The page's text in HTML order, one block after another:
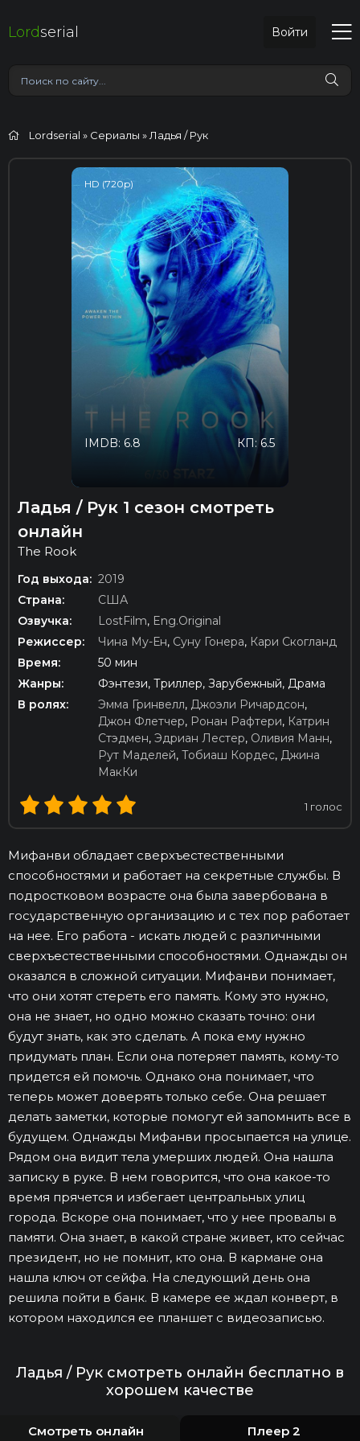
Lordserial Войти
Lordserial » Сериалы » Ладья / Рук
HD (720p)
КП: 6.5
IMDB: 6.8
Ладья / Рук 1 сезон смотреть
онлайн
The Rook
Год выхода: 2019
Страна:
США
Озвучка:
LostFilm, Eng.Original
Режиссер:
Чина Му-Ен, Суну Гонера, Кари Скогланд
Время:
50 мин
Жанры:
Фэнтези, Триллер, Зарубежный, Драма
В ролях:
Эмма Гринвелл, Джоэли Ричардсон,
Джон Флетчер, Ронан Рафтери, Катрин
Стэдмен, Эдриан Лестер, Оливия Манн,
Рут Маделей, Тобиаш Кордес, Джина
МакКи
1 голос
Мифанви обладает сверхъестественными
способностями и работает на секретные службы. В
подростковом возрасте она была завербована в
государственную организацию и с тех пор работает
на нее. Его работа - искать людей с различными
сверхъестественными способностями. Однажды он
оказался в сложной ситуации. Мифанви понимает,
что они хотят стереть его память. Кому это нужно,
она не знает, но одно можно сказать точно: они
будут знать, как это сделать. А пока ему нужно
придумать план. Если она потеряет память, кому-то
придется ей помочь. Однако она понимает, что
теперь может доверять только себе. Она решает
делать заметки, которые помогут ей запомнить все в
будущем. Однажды Мифанви просыпается на улице.
Рядом она видит тела умерших людей. Она нашла
записку в руке. В нем говорится, что она какое-то
время прячется и избегает центральных улиц
города. Вскоре она понимает, что у нее провалы в
памяти. Она знает, в какой стране живет, кто сейчас
президент, но не помнит, кто она. В кармане она
нашла ключ от сейфа. На следующий день она
решила пойти в банк. В камере ее ждал конверт, в
котором находился ее планшет с видеозаписью.
Ладья / Рук смотреть онлайн бесплатно в
хорошем качестве
Смотреть онлайн Плеер 2